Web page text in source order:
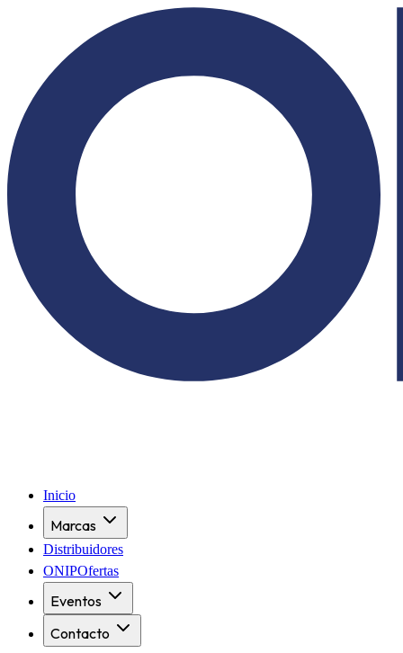
Inicio
Marcas
Distribuidores
ONIPOfertas
Eventos
Contacto